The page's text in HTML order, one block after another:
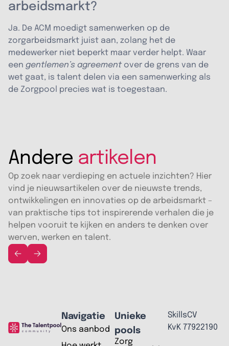
arbeidsmarkt?
Ja. De ACM moedigt samenwerken op de
zorgarbeidsmarkt juist aan, zolang het de
medewerker niet beperkt maar verder helpt. Waar
een gentlemen’s agreementover de grens van de
wet gaat, is talent delen via een samenwerking als
de Zorgpool precies wat is toegestaan.
Andere artikelen
Op zoek naar verdieping en actuele inzichten? Hier
vind je nieuwsartikelen over de nieuwste trends,
ontwikkelingen en innovaties op de arbeidsmarkt –
van praktische tips tot inspirerende verhalen die je
helpen vooruit te kijken en anders te denken over
werven, werken en talent.
Navigatie
Ons aanbod
Unieke
pools
Zorg
SkillsCV
KvK 77922190